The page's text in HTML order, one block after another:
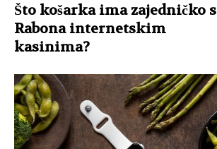
Što košarka ima zajedničko s
Rabona internetskim
kasinima?